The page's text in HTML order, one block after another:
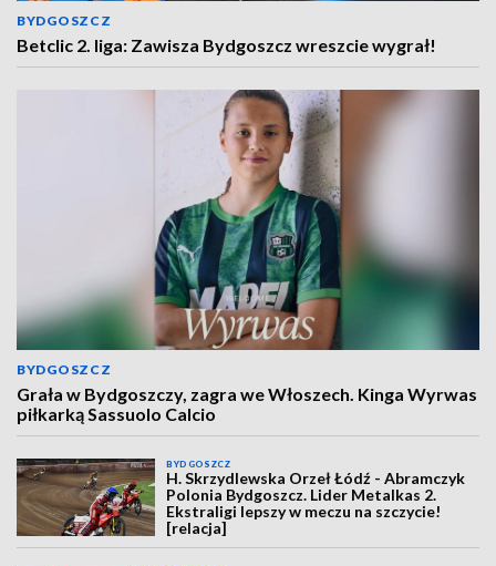
BYDGOSZCZ
Betclic 2. liga: Zawisza Bydgoszcz wreszcie wygrał!
BYDGOSZCZ
Grała w Bydgoszczy, zagra we Włoszech. Kinga Wyrwas
piłkarką Sassuolo Calcio
BYDGOSZCZ
H. Skrzydlewska Orzeł Łódź - Abramczyk
Polonia Bydgoszcz. Lider Metalkas 2.
Ekstraligi lepszy w meczu na szczycie!
[relacja]